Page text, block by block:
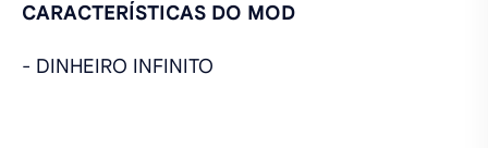
CARACTERÍSTICAS DO MOD
- DINHEIRO INFINITO